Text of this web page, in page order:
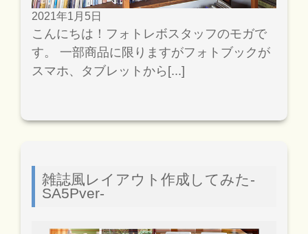
2021年1月5日
こんにちは！フォトレボスタッフのモガで
す。 一部商品に限りますがフォトブックが
スマホ、タブレットから[...]
雑誌風レイアウト作成してみた-
SA5Pver-